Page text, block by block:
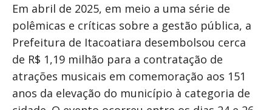
Em abril de 2025, em meio a uma série de
polêmicas e críticas sobre a gestão pública, a
Prefeitura de Itacoatiara desembolsou cerca
de R$ 1,19 milhão para a contratação de
atrações musicais em comemoração aos 151
anos da elevação do município à categoria de